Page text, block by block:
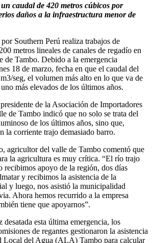
caudal de 420 metros cúbicos por
daños a la infraestructura menor de
Southern Perú realiza trabajos de
metros lineales de canales de regadío en
de Tambo. Debido a la emergencia
18 de marzo, fecha en que el caudal del
seg, el volumen más alto en lo que va de
más elevados de los últimos años.
de la Asociación de Importadores
de Tambo indicó que no solo se trata del
de los últimos años, sino que,
la corriente trajo demasiado barro.
agricultor del valle de Tambo comentó que
la agricultura es muy crítica. “El río trajo
recibimos apoyo de la región, dos días
y recibimos la asistencia de la
y luego, nos asistió la municipalidad
Ahora hemos recurrido a la empresa
tiene que apoyarnos”.
desatada esta última emergencia, los
de regantes gestionaron la asistencia
Local del Agua (ALA) Tambo para calcular